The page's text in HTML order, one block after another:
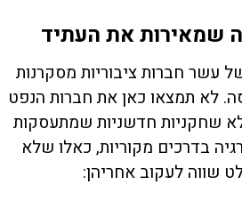
שמאירות את העתיד
עשר חברות ציבוריות מסקרנות
לא תמצאו כאן את חברות הנפט
שחקניות חדשניות שמתעסקות
בדרכים מקוריות, כאלו שלא
שווה לעקוב אחריהן: